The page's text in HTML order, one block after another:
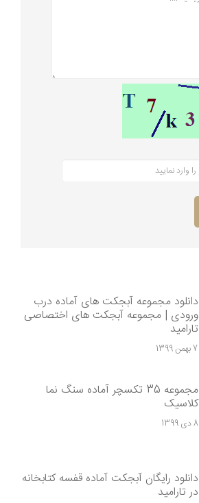
دانلود مجموعه آبجکت های آماده درب
ورودی | مجموعه آبجکت های اختصاصی
تارامید
7 بهمن 1399
مجموعه 35 تکسچر آماده سنگ نما
کلاسیک
8 دی 1399
دانلود رایگان آبجکت آماده قفسه کتابخانه
در تارامید